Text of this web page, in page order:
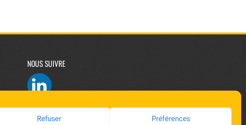
Refuser Préférences
NOUS SUIVRE